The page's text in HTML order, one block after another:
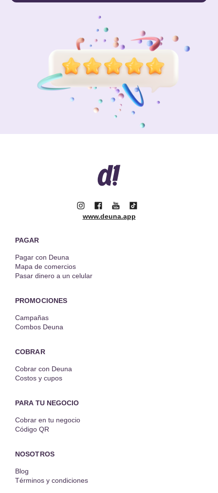
www.deuna.app
PAGAR
Pagar con Deuna
Mapa de comercios
Pasar dinero a un celular
PROMOCIONES
Campañas
Combos Deuna
COBRAR
Cobrar con Deuna
Costos y cupos
PARA TU NEGOCIO
Cobrar en tu negocio
Código QR
NOSOTROS
Blog
Términos y condiciones